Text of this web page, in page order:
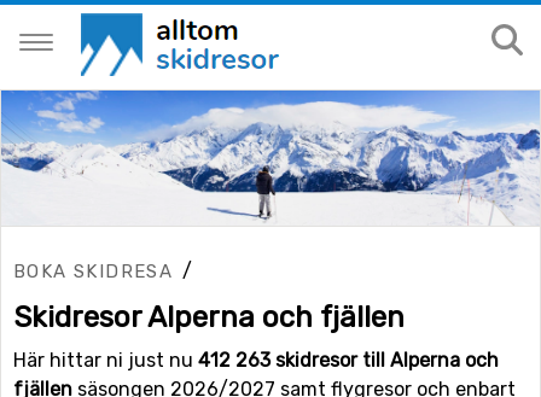
BOKA SKIDRESA /
Skidresor Alperna och fjällen
Här hittar ni just nu 412 263 skidresor till Alperna och
fjällen säsongen 2026/2027 samt flygresor och enbart